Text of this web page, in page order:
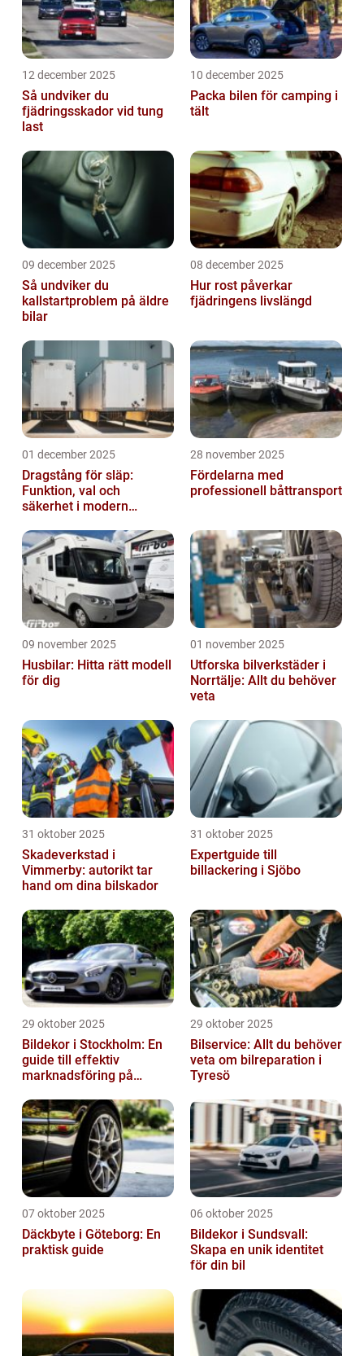
12 december 2025
Så undviker du
fjädringsskador vid tung
last
10 december 2025
Packa bilen för camping i
tält
09 december 2025
Så undviker du
kallstartproblem på äldre
bilar
08 december 2025
Hur rost påverkar
fjädringens livslängd
01 december 2025
Dragstång för släp:
Funktion, val och
säkerhet i modern
28 november 2025
Fördelarna med
professionell båttransport
09 november 2025
Husbilar: Hitta rätt modell
för dig
01 november 2025
Utforska bilverkstäder i
Norrtälje: Allt du behöver
veta
31 oktober 2025
Skadeverkstad i
Vimmerby: autorikt tar
hand om dina bilskador
31 oktober 2025
Expertguide till
billackering i Sjöbo
29 oktober 2025
Bildekor i Stockholm: En
guide till effektiv
marknadsföring på
29 oktober 2025
Bilservice: Allt du behöver
veta om bilreparation i
Tyresö
07 oktober 2025
Däckbyte i Göteborg: En
praktisk guide
06 oktober 2025
Bildekor i Sundsvall:
Skapa en unik identitet
för din bil